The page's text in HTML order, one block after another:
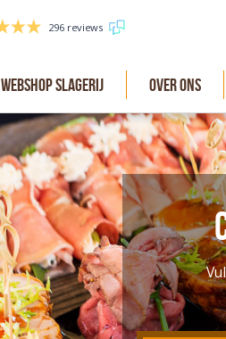
Webshop slagerij Over Ons
296 reviews